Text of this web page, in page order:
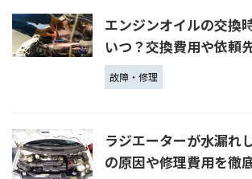
エンジンオイルの交換
いつ？交換費用や依頼
故障・修理
ラジエーターが水漏れ
の原因や修理費用を徹